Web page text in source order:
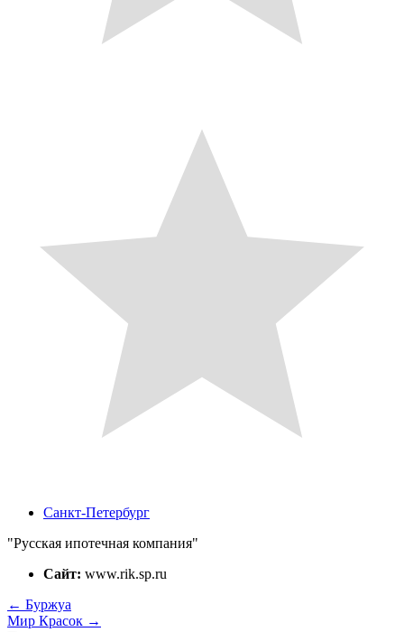
Санкт-Петербург
"Русская ипотечная компания"
Сайт: www.rik.sp.ru
← Буржуа
Мир Красок →